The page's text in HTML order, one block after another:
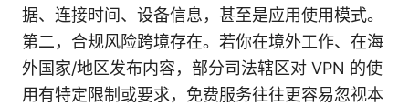
据、连接时间、设备信息，甚至是应用使用模式。
第二，合规风险跨境存在。若你在境外工作、在海
外国家/地区发布内容，部分司法辖区对 VPN 的使
用有特定限制或要求，免费服务往往更容易忽视本